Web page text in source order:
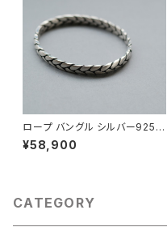
ロープ バングル シルバー925
メンズ ユニセックス
¥58,900
CATEGORY